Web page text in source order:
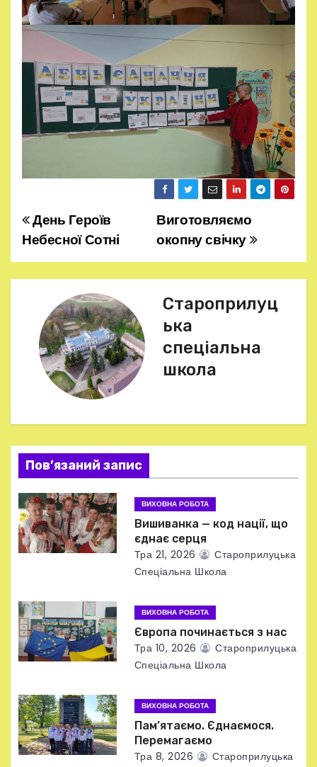
Н
а
в
і
я
з
а
п
с
і
Виготовляємо
окопну свічку
День Героїв
Небесної Сотні
Староприлуц
ька
спеціальна
школа
Пов’язаний запис
ВИХОВНА РОБОТА
Вишиванка — код нації, що
єднає серця
Тра 21, 2026
Староприлуцька
Спеціальна Школа
ВИХОВНА РОБОТА
Європа починається з нас
Тра 10, 2026
Староприлуцька
Спеціальна Школа
ВИХОВНА РОБОТА
Пам’ятаємо. Єднаємося.
Перемагаємо
Тра 8, 2026
Староприлуцька